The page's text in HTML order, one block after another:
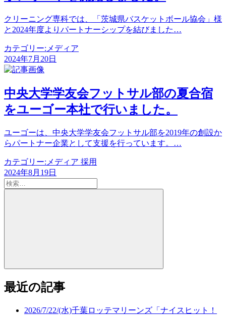
ゲ
シ
ョ
ン
クリーニング専科では、「茨城県バスケットボール協会」様
と2024年度よりパートナーシップを結びました…
カテゴリー: メディア
2024年7月20日
中央大学学友会フットサル部の夏合宿
をユーゴー本社で行いました。
ユーゴーは、中央大学学友会フットサル部を2019年の創設か
らパートナー企業として支援を行っています。…
カテゴリー: メディア 採用
2024年8月19日
検
索:
最近の記事
2026/7/22/(水)千葉ロッテマリーンズ「ナイスヒット！